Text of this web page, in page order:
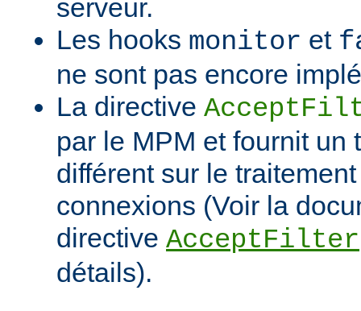
serveur.
Les hooks monitor et
ne sont pas encore
La directive
par le MPM et fournit un
différent sur le
connexions (Voir la
directive AcceptFilter
détails).